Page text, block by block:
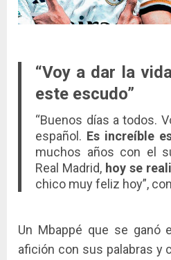
“Voy a dar la
este escudo”
“Buenos días a todos.
español. Es increíble
muchos años con el
Real Madrid, hoy se
chico muy feliz hoy”,
Un Mbappé que se ganó
afición con sus palabras y